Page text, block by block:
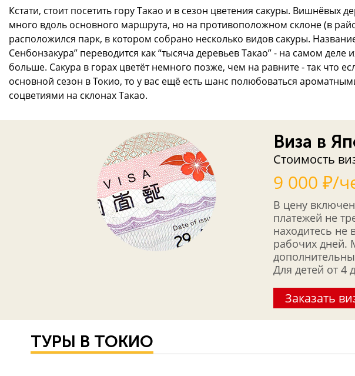
Кстати, стоит посетить гору Такао и в сезон цветения сакуры. Вишнёвых
много вдоль основного маршрута, но на противоположном склоне (в
расположился парк, в котором собрано несколько видов сакуры.
Сенбонзакура” переводится как “тысяча деревьев Такао” - на самом деле
больше. Сакура в горах цветёт немного позже, чем на равните - так что
основной сезон в Токио, то у вас ещё есть шанс полюбоваться
соцветиями на склонах Такао.
Виза в
Стоимость
9 000 ₽/
В цену
платежей не
находитесь не
рабочих дней.
Для детей от 4
Заказать
ТУРЫ В ТОКИО